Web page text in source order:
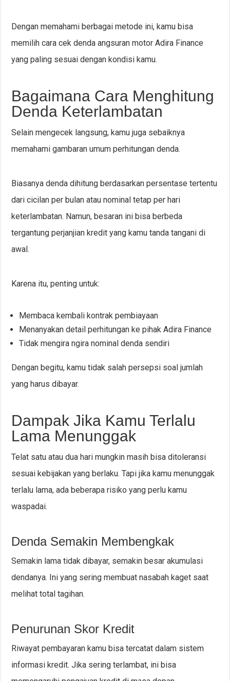
Dengan memahami berbagai metode ini, kamu bisa
memilih cara cek denda angsuran motor Adira Finance
yang paling sesuai dengan kondisi kamu.
Bagaimana Cara Menghitung
Denda Keterlambatan
Selain mengecek langsung, kamu juga sebaiknya
memahami gambaran umum perhitungan denda.
Biasanya denda dihitung berdasarkan persentase tertentu
dari cicilan per bulan atau nominal tetap per hari
keterlambatan. Namun, besaran ini bisa berbeda
tergantung perjanjian kredit yang kamu tanda tangani di
awal.
Karena itu, penting untuk:
Membaca kembali kontrak pembiayaan
Menanyakan detail perhitungan ke pihak Adira Finance
Tidak mengira ngira nominal denda sendiri
Dengan begitu, kamu tidak salah persepsi soal jumlah
yang harus dibayar.
Dampak Jika Kamu Terlalu
Lama Menunggak
Telat satu atau dua hari mungkin masih bisa ditoleransi
sesuai kebijakan yang berlaku. Tapi jika kamu menunggak
terlalu lama, ada beberapa risiko yang perlu kamu
waspadai.
Denda Semakin Membengkak
Semakin lama tidak dibayar, semakin besar akumulasi
dendanya. Ini yang sering membuat nasabah kaget saat
melihat total tagihan.
Penurunan Skor Kredit
Riwayat pembayaran kamu bisa tercatat dalam sistem
informasi kredit. Jika sering terlambat, ini bisa